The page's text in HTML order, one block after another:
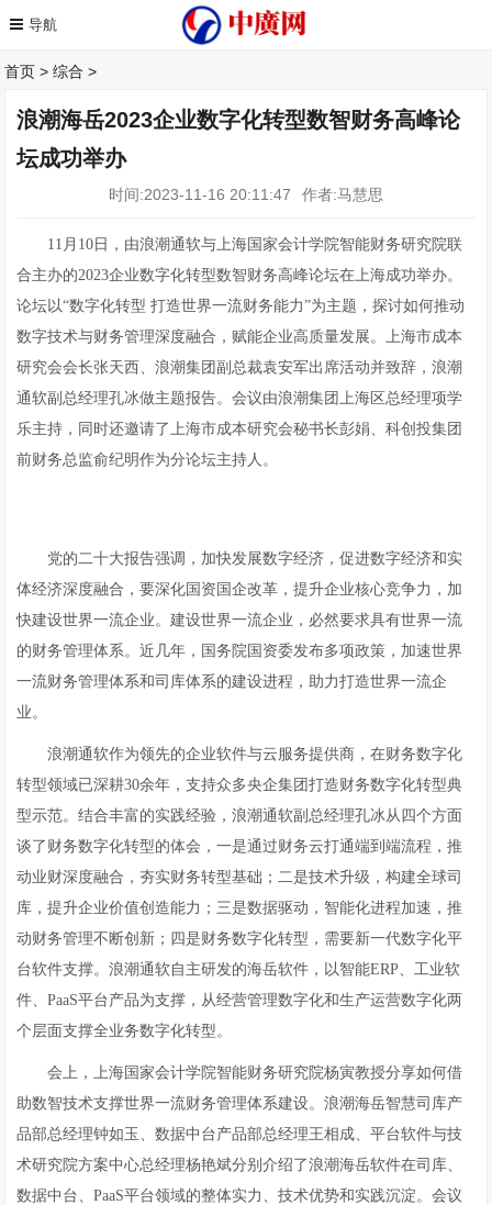
首页 >综合 >
浪潮海岳2023企业数字化转型数智财务高峰论
坛成功举办
时间:2023-11-16 20:11:47 作者:马慧思
11月10日，由浪潮通软与上海国家会计学院智能财务研究院联
合主办的2023企业数字化转型数智财务高峰论坛在上海成功举办。
论坛以“数字化转型 打造世界一流财务能力”为主题，探讨如何推动
数字技术与财务管理深度融合，赋能企业高质量发展。上海市成本
研究会会长张天西、浪潮集团副总裁袁安军出席活动并致辞，浪潮
通软副总经理孔冰做主题报告。会议由浪潮集团上海区总经理项学
乐主持，同时还邀请了上海市成本研究会秘书长彭娟、科创投集团
前财务总监俞纪明作为分论坛主持人。
党的二十大报告强调，加快发展数字经济，促进数字经济和实
体经济深度融合，要深化国资国企改革，提升企业核心竞争力，加
快建设世界一流企业。建设世界一流企业，必然要求具有世界一流
的财务管理体系。近几年，国务院国资委发布多项政策，加速世界
一流财务管理体系和司库体系的建设进程，助力打造世界一流企
业。
浪潮通软作为领先的企业软件与云服务提供商，在财务数字化
转型领域已深耕30余年，支持众多央企集团打造财务数字化转型典
型示范。结合丰富的实践经验，浪潮通软副总经理孔冰从四个方面
谈了财务数字化转型的体会，一是通过财务云打通端到端流程，推
动业财深度融合，夯实财务转型基础；二是技术升级，构建全球司
库，提升企业价值创造能力；三是数据驱动，智能化进程加速，推
动财务管理不断创新；四是财务数字化转型，需要新一代数字化平
台软件支撑。浪潮通软自主研发的海岳软件，以智能ERP、工业软
件、PaaS平台产品为支撑，从经营管理数字化和生产运营数字化两
个层面支撑全业务数字化转型。
会上，上海国家会计学院智能财务研究院杨寅教授分享如何借
助数智技术支撑世界一流财务管理体系建设。浪潮海岳智慧司库产
品部总经理钟如玉、数据中台产品部总经理王相成、平台软件与技
术研究院方案中心总经理杨艳斌分别介绍了浪潮海岳软件在司库、
数据中台、PaaS平台领域的整体实力、技术优势和实践沉淀。会议